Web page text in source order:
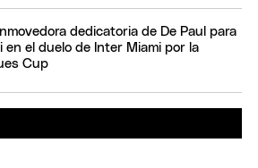
dedicatoria de De Paul para
en el duelo de Inter Miami por la
Cup